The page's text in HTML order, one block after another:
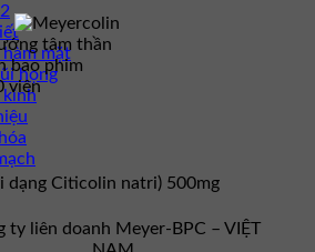
hàm mặt
họng
kinh
tâm thần
bao phim
viên
dạng Citicolin natri) 500mg
ty liên doanh Meyer-BPC – VIỆT